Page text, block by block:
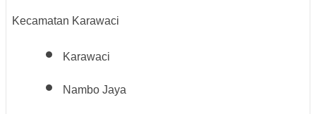
Kecamatan Karawaci
Karawaci
Nambo Jaya